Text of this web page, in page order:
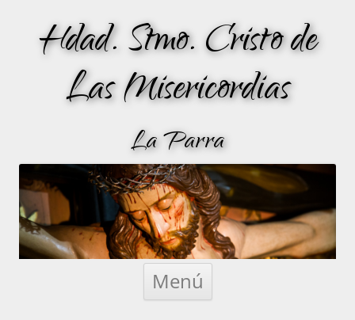
Hdad. Stmo. Cristo de
Las Misericordias
La Parra
Menú
Saltar